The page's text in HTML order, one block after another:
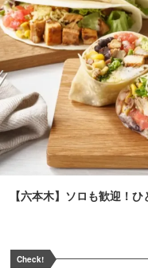
【六本木】ソロも歓迎！
Check!